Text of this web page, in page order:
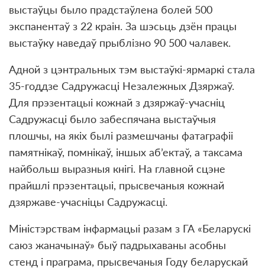
выстаўцы было прадстаўлена болей 500
экспанентаў з 22 краін. За шэсьць дзён працы
выстаўку наведаў прыблізно 90 500 чалавек.
Адной з цэнтральных тэм выстаўкі-ярмаркi стала
35-годдзе Садружасці Незалежных Дзяржаў.
Для прэзентацыі кожнай з дзяржаў-учасніц
Садружасці было забеспячана выстаўчыя
плошчы, на якіх былі размешчаны фатаграфіі
памятнікаў, помнікаў, іншых аб’ектаў, а таксама
найбольш выразныя кнігі. На главной сцэне
прайшлі прэзентацыі, прысвечаныя кожнай
дзяржаве-учасніцы Садружасці.
Міністэрствам інфармацыі разам з ГА «Беларускі
саюз жаначынаў» быў падрыхаваны асобны
стенд і праграма, прысвечаныя Году беларускай